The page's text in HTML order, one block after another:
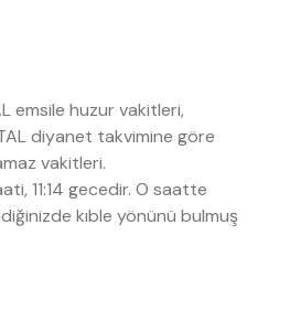
emsile huzur vakitleri,
diyanet takvimine göre
vakitleri.
11:14 gecedir. O saatte
kıble yönünü bulmuş